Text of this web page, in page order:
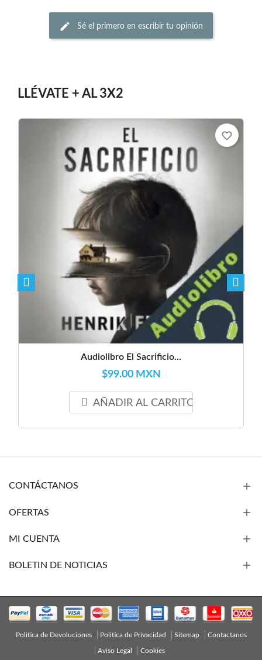
Sé el primero en escribir tu opinión
LLÉVATE + AL 3X2
Audiolibro El Sacrificio...
$99.00 MXN
AÑADIR AL CARRITO
favorite_border
CONTÁCTANOS
OFERTAS
MI CUENTA
BOLETIN DE NOTICIAS
Politica de Devoluciones Politica de Privacidad Sitemap Contactanos
Aviso Legal Cookies